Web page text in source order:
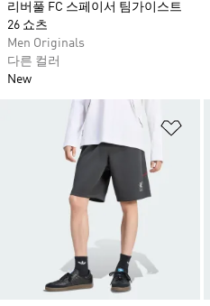
리버풀 FC 스페이서 팀가이스트
26 쇼츠
Men Originals
다른 컬러
New